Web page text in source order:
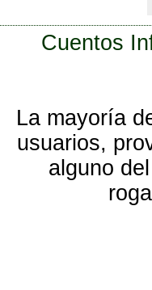
Cuentos
La mayoría
usuarios,
alguno